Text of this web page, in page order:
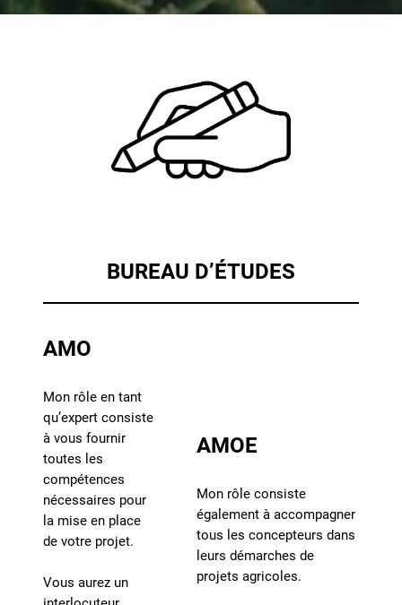
BUREAU D’ÉTUDES
AMO
Mon rôle en tant
qu’expert consiste
à vous fournir
toutes les
compétences
nécessaires pour
la mise en place
de votre projet.
Vous aurez un
AMOE
Mon rôle consiste
également à accompagner
tous les concepteurs dans
leurs démarches de
projets agricoles.